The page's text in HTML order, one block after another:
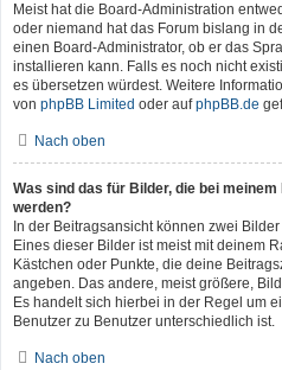
Meist hat die Board-Administration
oder niemand hat das Forum bislang in
einen Board-Administrator, ob er das
installieren kann. Falls es noch nicht
es übersetzen würdest. Weitere
von phpBB Limited oder aufphpBB.de
Nach oben
Was sind das für Bilder, die bei
werden?
In der Beitragsansicht können zwei
Eines dieser Bilder ist meist mit deinem
Kästchen oder Punkte, die deine
angeben. Das andere, meist größere,
Es handelt sich hierbei in der Regel um
Benutzer zu Benutzer unterschiedlich ist.
Nach oben